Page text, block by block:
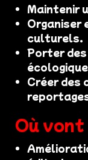
Maintenir
Organiser
culturels.
Porter
Créer des
Où